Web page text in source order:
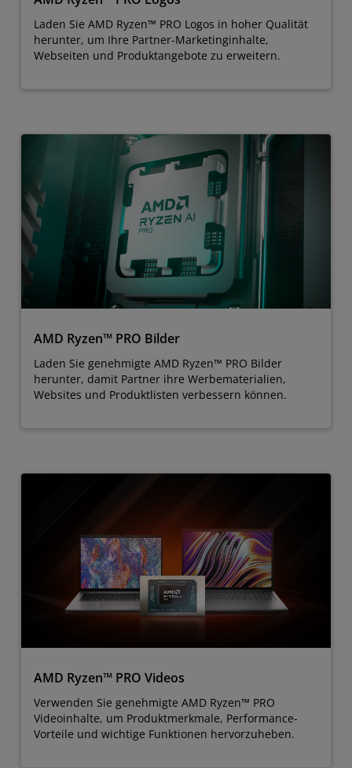
Laden Sie AMD Ryzen™ PRO Logos in hoher Qualität
herunter, um Ihre Partner-Marketinginhalte,
Webseiten und Produktangebote zu erweitern.
AMD Ryzen™ PRO Bilder
Laden Sie genehmigte AMD Ryzen™ PRO Bilder
herunter, damit Partner ihre Werbematerialien,
Websites und Produktlisten verbessern können.
AMD Ryzen™ PRO Videos
Verwenden Sie genehmigte AMD Ryzen™ PRO
Videoinhalte, um Produktmerkmale, Performance-
Vorteile und wichtige Funktionen hervorzuheben.